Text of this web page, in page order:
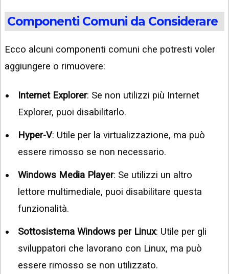
Componenti Comuni da Considerare
Ecco alcuni componenti comuni che potresti voler
aggiungere o rimuovere:
Internet Explorer: Se non utilizzi più Internet
Explorer, puoi disabilitarlo.
Hyper-V: Utile per la virtualizzazione, ma può
essere rimosso se non necessario.
Windows Media Player: Se utilizzi un altro
lettore multimediale, puoi disabilitare questa
funzionalità.
Sottosistema Windows per Linux: Utile per gli
sviluppatori che lavorano con Linux, ma può
essere rimosso se non utilizzato.